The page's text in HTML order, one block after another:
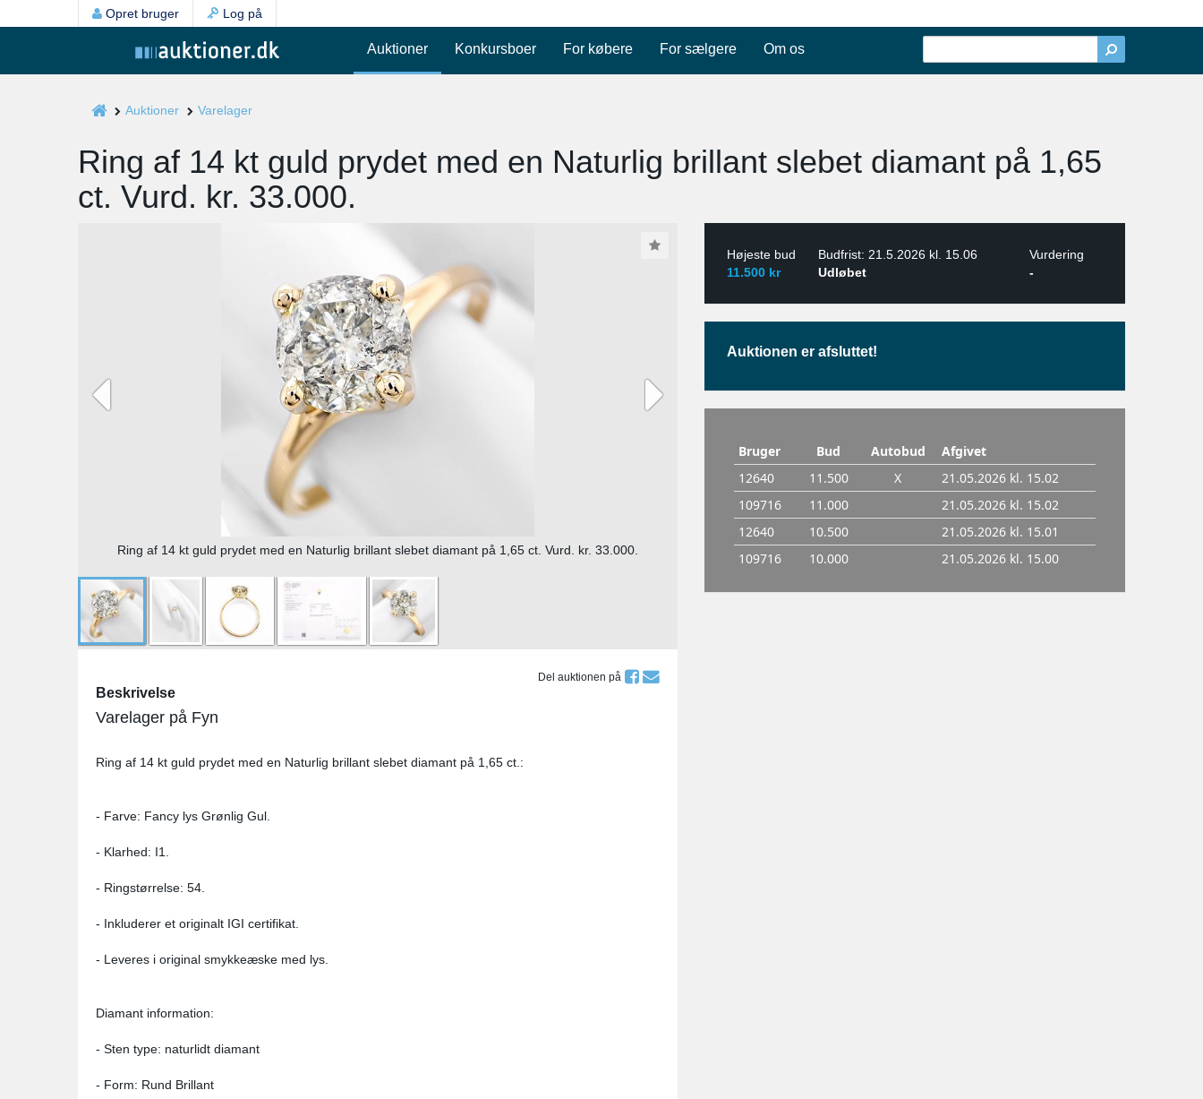
Opret bruger Log på
Auktioner Konkursboer For købere For sælgere Om os
Auktioner Varelager
Ring af 14 kt guld prydet med en Naturlig brillant slebet diamant på 1,65
ct. Vurd. kr. 33.000.
Ring af 14 kt guld prydet med en Naturlig brillant slebet diamant på 1,65 ct. Vurd. kr. 33.000.
Del auktionen på
Beskrivelse
Varelager på Fyn
Ring af 14 kt guld prydet med en Naturlig brillant slebet diamant på 1,65 ct.:
- Farve: Fancy lys Grønlig Gul.
- Klarhed: I1.
- Ringstørrelse: 54.
- Inkluderer et originalt IGI certifikat.
- Leveres i original smykkeæske med lys.
Diamant information:
- Sten type: naturlidt diamant
- Form: Rund Brillant
Højeste bud Budfrist: 21.5.2026 kl. 15.06
Vurdering
11.500 kr
Udløbet -
Auktionen er afsluttet!